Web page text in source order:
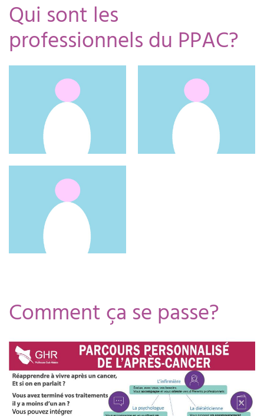
Qui sont les
professionnels du PPAC?
06.23.30.46.79 06.23.30.46.74
Comment ça se passe?